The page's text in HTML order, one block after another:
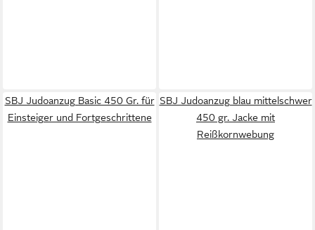
SBJ Judoanzug Basic 450 Gr. für
Einsteiger und Fortgeschrittene
SBJ Judoanzug blau mittelschwer
450 gr. Jacke mit
Reißkornwebung